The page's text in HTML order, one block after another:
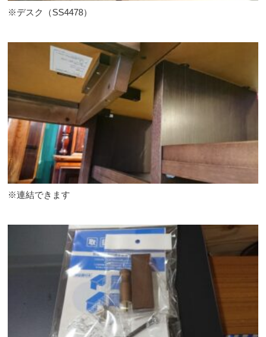
※デスク（SS4478）
※連結できます